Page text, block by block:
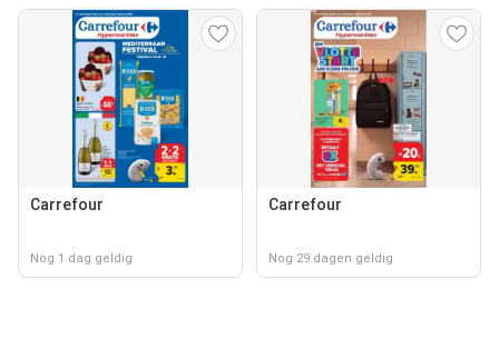
Carrefour
Nog 1 dag geldig
Carrefour
Nog 29 dagen geldig